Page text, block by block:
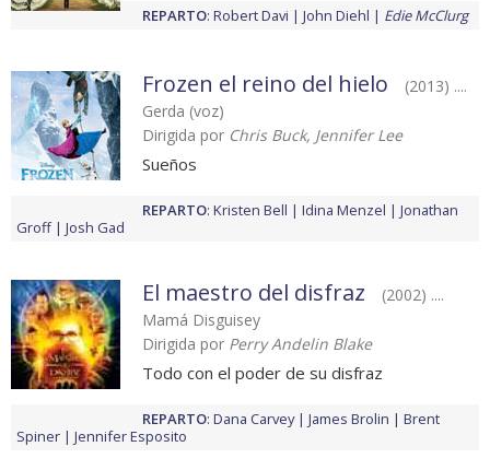
REPARTO: Robert Davi John Diehl Edie McClurg
Frozen el reino del hielo
(2013) ....
Gerda (voz)
Dirigida por Chris Buck, Jennifer Lee
Sueños
REPARTO: Kristen Bell Idina Menzel
Jonathan
Groff
Josh Gad
El maestro del disfraz
(2002) ....
Mamá Disguisey
Dirigida por Perry Andelin Blake
Todo con el poder de su disfraz
REPARTO: Dana Carvey James Brolin
Brent
Spiner
Jennifer Esposito